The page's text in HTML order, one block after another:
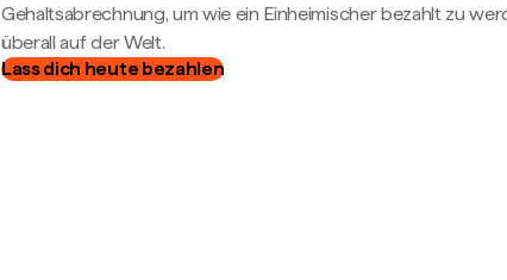
Gehaltsabrechnung, um wie ein Einheimischer bezahlt zu
überall auf der Welt.
Lass dich heute bezahlen